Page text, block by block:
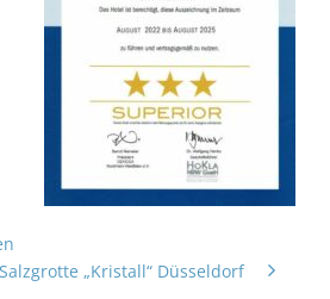
„Kristall“ Düsseldorf